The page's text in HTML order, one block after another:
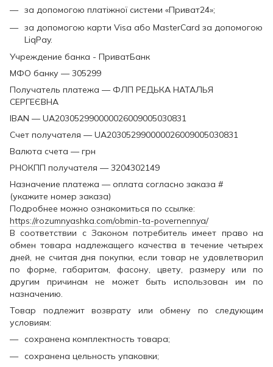
за допомогою платіжної системи «Приват24»;
за допомогою карти Visa або MasterCard за допомогою
LiqPay.
Учреждение банка - ПриватБанк
МФО банку — 305299
Получатель платежа — ФЛП РЕДЬКА НАТАЛЬЯ
СЕРГЕЄВНА
IBAN — UA203052990000026009005030831
Счет получателя — UA203052990000026009005030831
Валюта счета — грн
РНОКПП получателя — 3204302149
Назначение платежа — оплата согласно заказа #
(укажите номер заказа)
Подробнее можно ознакомиться по ссылке:
https://rozumnyashka.com/obmin-ta-povernennya/
В соответствии с Законом потребитель имеет право на
обмен товара надлежащего качества в течение четырех
дней, не считая дня покупки, если товар не удовлетворил
по форме, габаритам, фасону, цвету, размеру или по
другим причинам не может быть использован им по
назначению.
Товар подлежит возврату или обмену по следующим
условиям:
сохранена комплектность товара;
сохранена цельность упаковки;